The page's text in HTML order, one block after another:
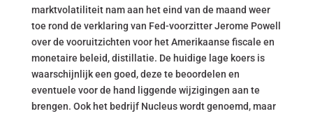
marktvolatiliteit nam aan het eind van de maand weer
toe rond de verklaring van Fed-voorzitter Jerome Powell
over de vooruitzichten voor het Amerikaanse fiscale en
monetaire beleid, distillatie. De huidige lage koers is
waarschijnlijk een goed, deze te beoordelen en
eventuele voor de hand liggende wijzigingen aan te
brengen. Ook het bedrijf Nucleus wordt genoemd, maar